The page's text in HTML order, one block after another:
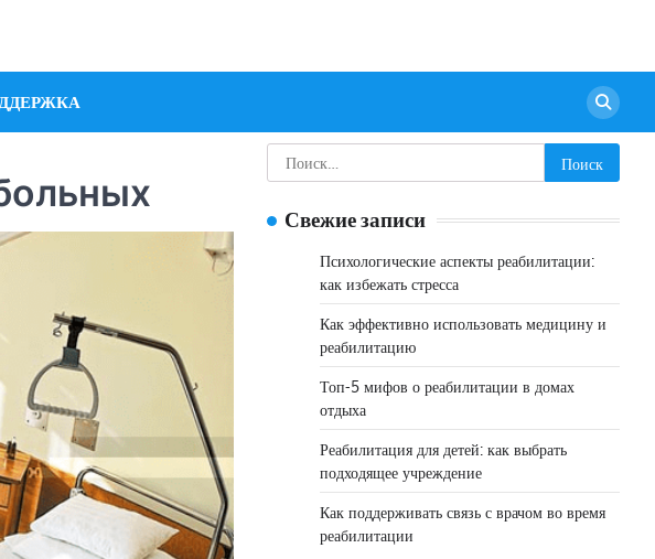
Найти:
Свежие записи
Психологические аспекты реабилитации:
как избежать стресса
Как эффективно использовать медицину и
реабилитацию
Топ-5 мифов о реабилитации в домах
отдыха
Реабилитация для детей: как выбрать
подходящее учреждение
Как поддерживать связь с врачом во время
реабилитации